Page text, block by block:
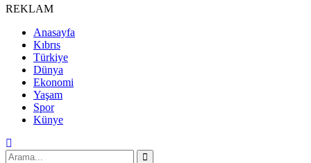
REKLAM
Anasayfa
Kıbrıs
Türkiye
Dünya
Ekonomi
Yaşam
Spor
Künye